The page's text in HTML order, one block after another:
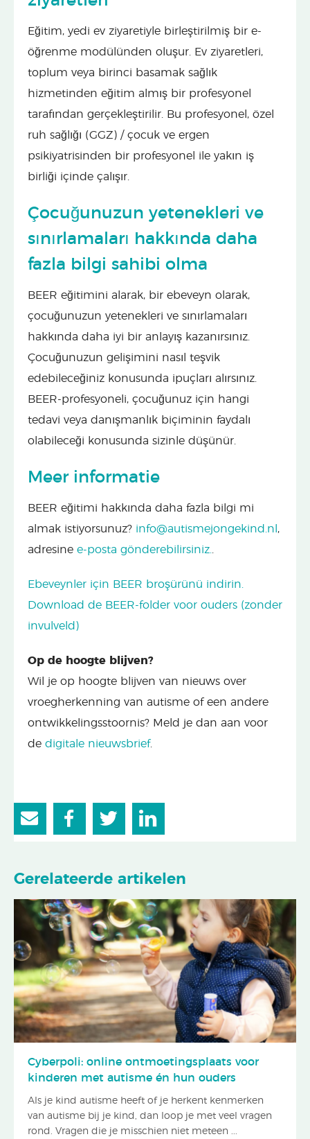
Eğitim, yedi ev ziyaretiyle birleştirilmiş bir e-
öğrenme modülünden oluşur. Ev ziyaretleri,
toplum veya birinci basamak sağlık
hizmetinden eğitim almış bir profesyonel
tarafından gerçekleştirilir. Bu profesyonel, özel
ruh sağlığı (GGZ) / çocuk ve ergen
psikiyatrisinden bir profesyonel ile yakın iş
birliği içinde çalışır.
Çocuğunuzun yetenekleri ve
sınırlamaları hakkında daha
fazla bilgi sahibi olma
BEER eğitimini alarak, bir ebeveyn olarak,
çocuğunuzun yetenekleri ve sınırlamaları
hakkında daha iyi bir anlayış kazanırsınız.
Çocuğunuzun gelişimini nasıl teşvik
edebileceğiniz konusunda ipuçları alırsınız.
BEER-profesyoneli, çocuğunuz için hangi
tedavi veya danışmanlık biçiminin faydalı
olabileceği konusunda sizinle düşünür.
Meer informatie
BEER eğitimi hakkında daha fazla bilgi mi
almak istiyorsunuz? info@autismejongekind.nl ,
adresine e-posta gönderebilirsiniz.
Ebeveynler için BEER broşürünü indirin.
Download de BEER-folder voor ouders (zonder
invulveld)
Op de hoogte blijven?
Wil je op hoogte blijven van nieuws over
vroegherkenning van autisme of een andere
ontwikkelingsstoornis? Meld je dan aan voor
de digitale nieuwsbrief.
Gerelateerde artikelen
Cyberpoli: online ontmoetingsplaats voor
kinderen met autisme én hun ouders
Als je kind autisme heeft of je herkent kenmerken
van autisme bij je kind, dan loop je met veel vragen
rond. Vragen die je misschien niet meteen ...